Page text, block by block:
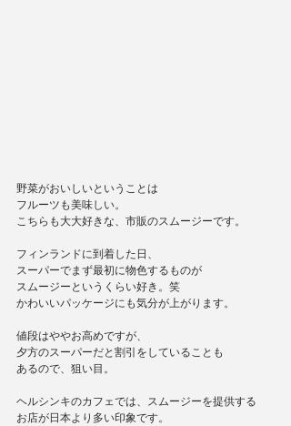
野菜がおいしいということは
フルーツも美味しい。
こちらも大大好きな、市販のスムージーです。
フィンランドに到着した日、
スーパーでまず最初に物色するものが
スムージーというくらい好き。笑
かわいいパッケージにも気分が上がります。
値段はややお高めですが、
夕方のスーパーだと割引をしていることも
あるので、狙い目。
ヘルシンキのカフェでは、スムージーを提供する
お店が日本より多い印象です。